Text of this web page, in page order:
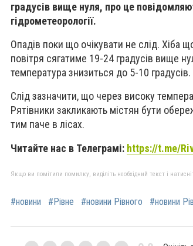
градусів вище нуля, про це
гідрометеорології.
Опадів поки що очікувати не слід. Хіба
повітря сягатиме 19-24 градусів вище
температура знизиться до 5-10 градусів.
Слід зазначити, що через високу
Рятівники закликають містян бути
тим паче в лісах.
Читайте нас в Телеграмі: https://t.me/
Якщо ви помітили помилку, виділіть необхідний текст і
#новини #Рівне #новини Рівного #новини